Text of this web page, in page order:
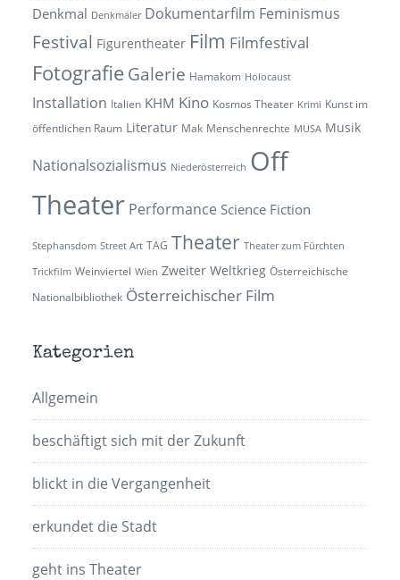
Denkmal Denkmäler Dokumentarfilm Feminismus
Festival Figurentheater Film Filmfestival
Fotografie Galerie Hamakom Holocaust
Installation Italien KHM Kino Kosmos Theater Krimi Kunst im
öffentlichen Raum Literatur Mak Menschenrechte MUSA Musik
Nationalsozialismus Niederösterreich Off
Theater Performance Science Fiction
Stephansdom Street Art TAG Theater Theater zum Fürchten
Trickfilm Weinviertel Wien Zweiter Weltkrieg Österreichische
Nationalbibliothek Österreichischer Film
Kategorien
Allgemein
beschäftigt sich mit der Zukunft
blickt in die Vergangenheit
erkundet die Stadt
geht ins Theater